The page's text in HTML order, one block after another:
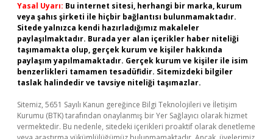
Yasal Uyarı: Bu internet sitesi, herhangi bir marka, kurum
veya şahıs şirketi ile hiçbir bağlantısı bulunmamaktadır.
Sitede yalnızca kendi hazırladığımız makaleler
paylaşılmaktadır. Burada yer alan içerikler haber niteliği
taşımamakta olup, gerçek kurum ve kişiler hakkında
paylaşım yapılmamaktadır. Gerçek kurum ve kişiler ile isim
benzerlikleri tamamen tesadüfidir. Sitemizdeki bilgiler
taslak halindedir ve tavsiye niteliği taşımazlar.
Sitemiz, 5651 Sayılı Kanun gereğince Bilgi Teknolojileri ve İletişim
Kurumu (BTK) tarafından onaylanmış bir Yer Sağlayıcı olarak hizmet
vermektedir. Bu nedenle, sitedeki içerikleri proaktif olarak denetleme